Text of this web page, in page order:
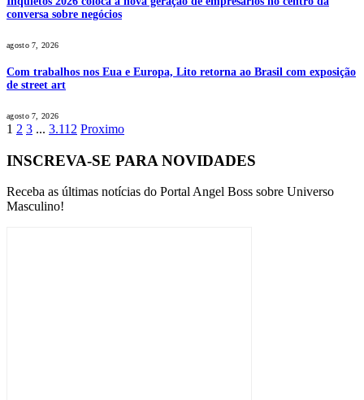
conversa sobre negócios
agosto 7, 2026
Com trabalhos nos Eua e Europa, Lito retorna ao Brasil com exposição
de street art
agosto 7, 2026
1 2 3 ... 3.112 Proximo
INSCREVA-SE PARA NOVIDADES
Receba as últimas notícias do Portal Angel Boss sobre Universo
Masculino!